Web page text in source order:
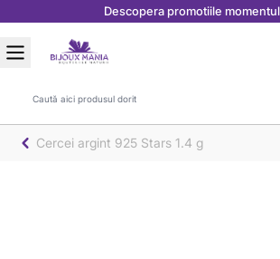
Descopera promotiile
Căutare
Cercei argint 925 Stars 1.4 g